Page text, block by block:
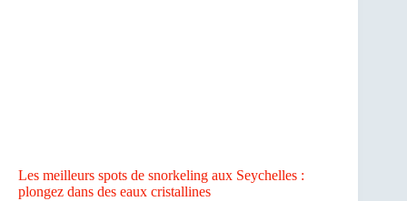
Les meilleurs spots de snorkeling aux Seychelles :
plongez dans des eaux cristallines